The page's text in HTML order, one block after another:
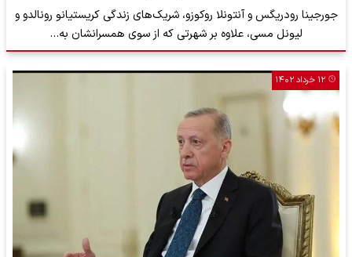
جورجینا رودریگس و آنتونلا روکوزو، شریک‌های زندگی کریستیانو رونالدو و
لیونل مسی، علاوه بر شهرتی که از سوی همسرانشان به…
۱۲ خرداد ۱۴۰۲